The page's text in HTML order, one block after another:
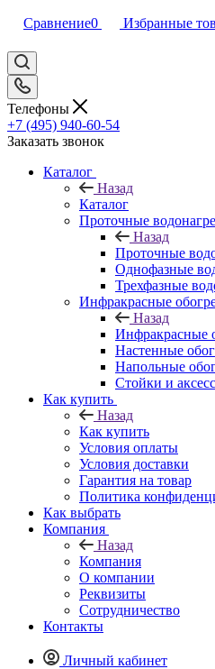
Сравнение0 Избранные
Телефоны
+7 (495) 940-60-54
Заказать звонок
Каталог
Назад
Каталог
Проточные
Назад
Проточные
Однофазные
Трехфазные
Инфракрасные
Назад
Инфракрасные
Настенные
Напольные
Стойки и
Как купить
Назад
Как купить
Условия оплаты
Условия доставки
Гарантия на товар
Политика
Как выбрать
Компания
Назад
Компания
О компании
Реквизиты
Сотрудничество
Контакты
Личный кабинет